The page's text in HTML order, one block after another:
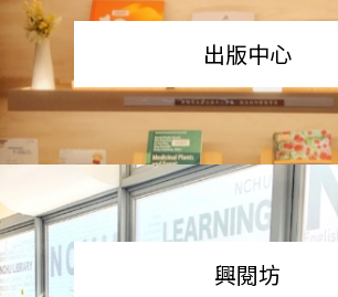
出版中心
興閱坊